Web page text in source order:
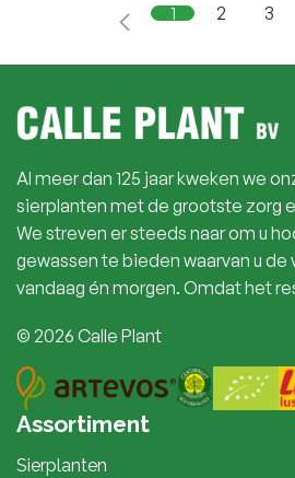
1 2 3
Al meer dan 125 jaar kweken we
sierplanten met de grootste zorg
We streven er steeds naar om u
gewassen te bieden waarvan u de
vandaag én morgen. Omdat het
© 2026 Calle Plant
Assortiment
Sierplanten